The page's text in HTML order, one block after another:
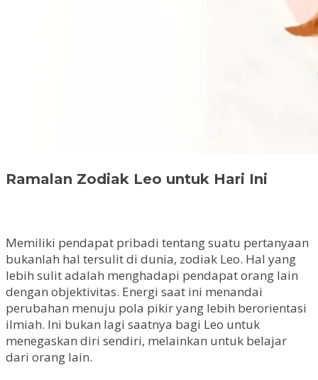
Ramalan Zodiak Leo untuk Hari Ini
Memiliki pendapat pribadi tentang suatu pertanyaan
bukanlah hal tersulit di dunia, zodiak Leo. Hal yang
lebih sulit adalah menghadapi pendapat orang lain
dengan objektivitas. Energi saat ini menandai
perubahan menuju pola pikir yang lebih berorientasi
ilmiah. Ini bukan lagi saatnya bagi Leo untuk
menegaskan diri sendiri, melainkan untuk belajar
dari orang lain.